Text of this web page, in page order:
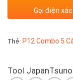
Gọi điện
Thẻ: P12 Combo 5
Tool Japan